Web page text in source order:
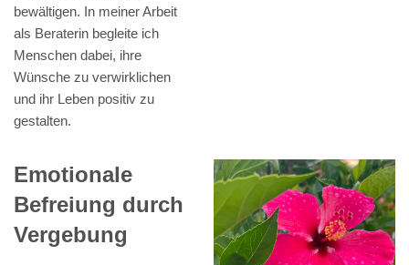
bewältigen. In meiner Arbeit
als Beraterin begleite ich
Menschen dabei, ihre
Wünsche zu verwirklichen
und ihr Leben positiv zu
gestalten.
Emotionale
Befreiung durch
Vergebung